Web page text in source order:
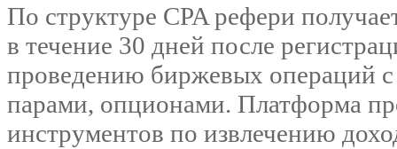
По структуре CPA рефери
в течение 30 дней после
проведению биржевых операций
парами, опционами. Платформа
инструментов по извлечению